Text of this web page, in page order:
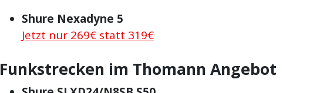
Shure Nexadyne 5
Jetzt nur 269€ statt 319€
Funkstrecken im Thomann Angebot